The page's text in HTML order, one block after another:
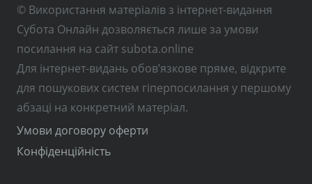
© Використання матеріалів з інтернет-видання
Субота Онлайн дозволяється лише за умови
посилання на сайт subota.online
Для інтернет-видань обов’язкове пряме, відкрите
для пошукових систем гіперпосилання у першому
абзаці на конкретний матеріал.
Умови договору оферти
Конфіденційність